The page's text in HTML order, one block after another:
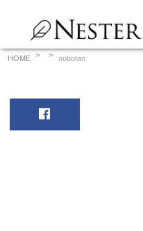
ンHOME nobotan